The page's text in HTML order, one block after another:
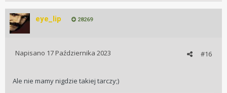
eye_lip 28269
#16
Napisano 17 Października 2023
Ale nie mamy nigdzie takiej tarczy;)